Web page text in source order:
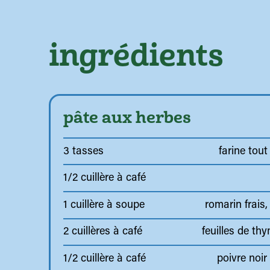
ingrédients
pâte aux herbes
3 tasses farine tout
1/2 cuillère à café
1 cuillère à soupe romarin frais,
2 cuillères à café feuilles de
1/2 cuillère à café poivre noir